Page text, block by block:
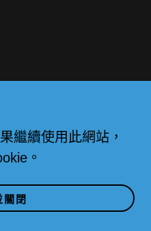
繼續使用此網站，
。
關閉